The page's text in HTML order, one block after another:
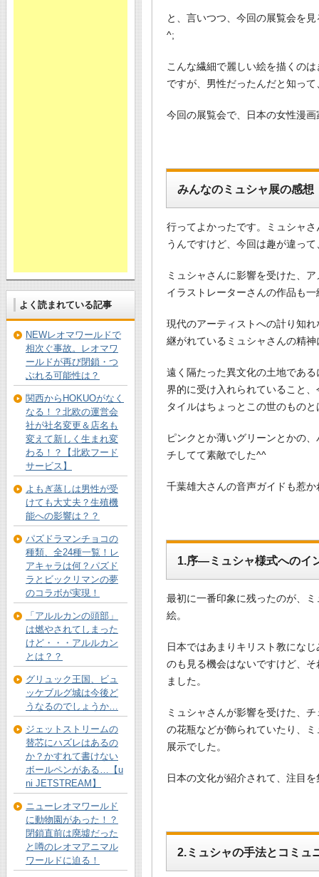
と、言いつつ、今回の展覧会を
^;
こんな繊細で麗しい絵を描くの
ですが、男性だったんだと知っ
今回の展覧会で、日本の女性漫
みんなのミュシャ展の感想
行ってよかったです。ミュシャ
うんですけど、今回は趣が違って
ミュシャさんに影響を受けた、
イラストレーターさんの作品も
現代のアーティストへの計り知
継がれているミュシャさんの精
遠く隔たった異文化の土地であ
界的に受け入れられていること
タイルはちょっとこの世のもの
ピンクとか薄いグリーンとかの
チしてて素敵でした^^
千葉雄大さんの音声ガイドも惹
1.序―ミュシャ様式へのイ
最初に一番印象に残ったのが、
絵。
日本ではあまりキリスト教にな
のも見る機会はないですけど、
ました。
ミュシャさんが影響を受けた、
の花瓶などが飾られていたり、
展示でした。
日本の文化が紹介されて、注目
2.ミュシャの手法とコミュ
よく読まれている記事
NEWレオマワールドで
相次ぐ事故。レオマワ
ールドが再び閉鎖・つ
ぶれる可能性は？
関西からHOKUOがなく
なる！？北欧の運営会
社が社名変更＆店名も
変えて新しく生まれ変
わる！？【北欧フード
サービス】
よもぎ蒸しは男性が受
けても大丈夫？生殖機
能への影響は？？
パズドラマンチョコの
種類、全24種一覧！レ
アキャラは何？パズド
ラとビックリマンの夢
のコラボが実現！
「アルルカンの頭部」
は燃やされてしまった
けど・・・アルルカン
とは？？
グリュック王国、ビュ
ッケブルグ城は今後ど
うなるのでしょうか…
ジェットストリームの
替芯にハズレはあるの
か？かすれて書けない
ボールペンがある…【u
ni JETSTREAM】
ニューレオマワールド
に動物園があった！？
閉鎖直前は廃墟だった
と噂のレオマアニマル
ワールドに迫る！